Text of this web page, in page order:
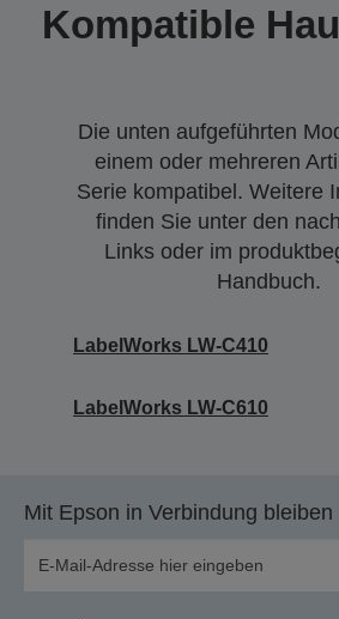
Kompatible
Die unten aufgeführten
einem oder mehreren
Serie kompatibel. Weitere
finden Sie unter den
Links oder im
Handbuch.
LabelWorks LW-C410
LabelWorks LW-C610
Mit Epson in Verbindung bleiben